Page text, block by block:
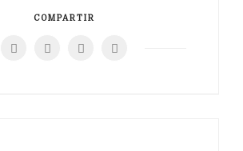
COMPARTIR